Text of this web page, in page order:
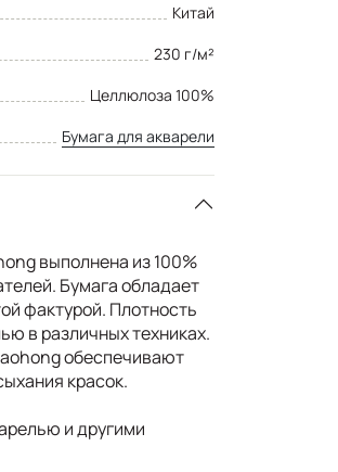
Китай
230 г/м²
Целлюлоза 100%
Бумага для акварели
выполнена из 100%
Бумага обладает
фактурой. Плотность
в различных техниках.
обеспечивают
красок.
и другими